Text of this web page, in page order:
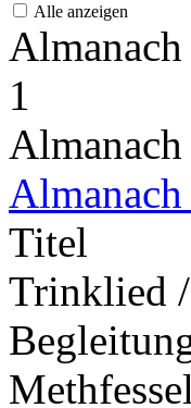
Alle anzeigen
1
Almanach
Titel
Trinklied
Methfessel